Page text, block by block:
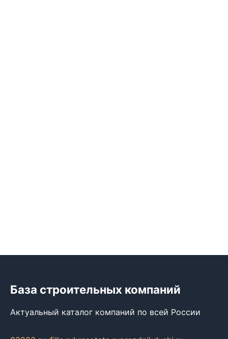
База строительных компаний
Актуальный каталог компаний по всей России